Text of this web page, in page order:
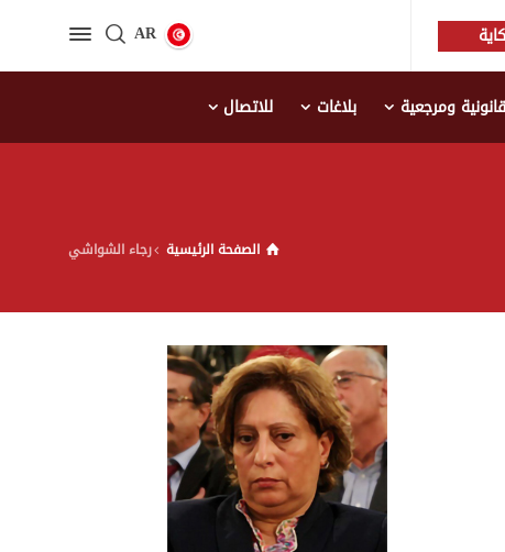
AR
ومرجعية بلاغات للاتصال
الصفحة الرئيسية رجاء الشواشي